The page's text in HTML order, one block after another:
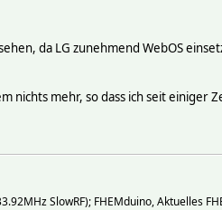
da LG zunehmend WebOS
nichts mehr, so dass ich seit einiger
SlowRF); FHEMduino, Aktuelles